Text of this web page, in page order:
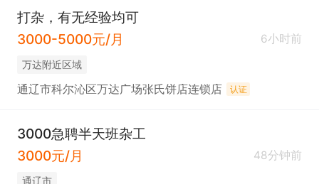
打杂，有无经验均可
3000-5000元/月
6小时前
万达附近区域
通辽市科尔沁区万达广场张氏饼店连锁店 认证
3000急聘半天班杂工
3000元/月
48分钟前
通辽市